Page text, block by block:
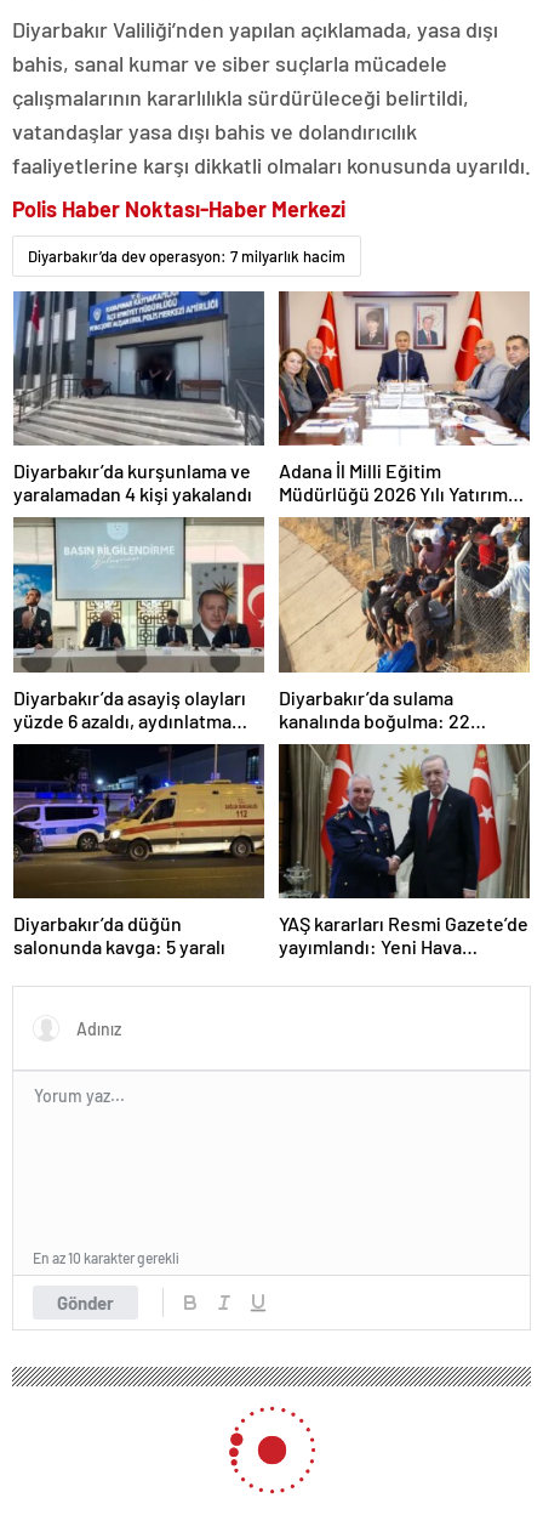
Diyarbakır Valiliği’nden yapılan açıklamada, yasa dışı
bahis, sanal kumar ve siber suçlarla mücadele
çalışmalarının kararlılıkla sürdürüleceği belirtildi,
vatandaşlar yasa dışı bahis ve dolandırıcılık
faaliyetlerine karşı dikkatli olmaları konusunda uyarıldı.
Polis Haber Noktası-Haber Merkezi
Diyarbakır’da dev operasyon: 7 milyarlık hacim
Diyarbakır’da kurşunlama ve
yaralamadan 4 kişi yakalandı
Adana İl Milli Eğitim
Müdürlüğü 2026 Yılı Yatırım
Programı değerlendirildi
Diyarbakır’da asayiş olayları
yüzde 6 azaldı, aydınlatma
oranı yüzde 98’e yükseldi
Diyarbakır’da sulama
kanalında boğulma: 22
yaşındaki genç hayatını
kaybetti
Diyarbakır’da düğün
salonunda kavga: 5 yaralı
YAŞ kararları Resmi Gazete’de
yayımlandı: Yeni Hava
Orgeneral Rafet Dalkıran
Gönder
En az 10 karakter gerekli